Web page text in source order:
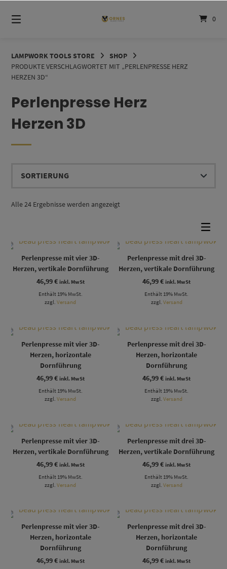
zum
Inhalt
0
LAMPWORK TOOLS STORE
SHOP
PRODUKTE VERSCHLAGWORTET MIT „PERLENPRESSE HERZ
HERZEN 3D“
Perlenpresse Herz
Herzen 3D
Alle 24 Ergebnisse werden angezeigt
Perlenpresse mit vier 3D-
Herzen, vertikale Dornführung
46,99€ inkl. MwSt
Enthält 19% MwSt.
zzgl.Versand
Perlenpresse mit drei 3D-
Herzen, vertikale Dornführung
46,99€ inkl. MwSt
Enthält 19% MwSt.
zzgl. Versand
Perlenpresse mit vier 3D-
Herzen, horizontale
Dornführung
46,99€ inkl. MwSt
Enthält 19% MwSt.
zzgl.Versand
Perlenpresse mit drei 3D-
Herzen, horizontale
Dornführung
46,99€ inkl. MwSt
Enthält 19% MwSt.
zzgl. Versand
Perlenpresse mit vier 3D-
Herzen, vertikale Dornführung
46,99€ inkl. MwSt
Enthält 19% MwSt.
zzgl.Versand
Perlenpresse mit drei 3D-
Herzen, vertikale Dornführung
46,99€ inkl. MwSt
Enthält 19% MwSt.
zzgl. Versand
Perlenpresse mit vier 3D-
Herzen, horizontale
Dornführung
46,99€ inkl. MwSt
Perlenpresse mit drei 3D-
Herzen, horizontale
Dornführung
46,99€ inkl. MwSt